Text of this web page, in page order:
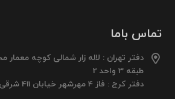
تماس باما
دفتر تهران : لاله زار شمالی کوچه
طبقه 3 واحد 2
دفتر کرج : فاز 4 مهرشهر خیابان 411 شرقی پلاک 114 واحد 1